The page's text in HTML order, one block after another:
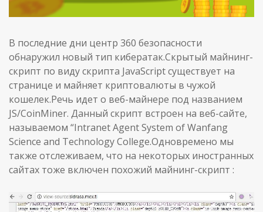
В последние дни центр 360 безопасности
обнаружил новый тип кибератак.Скрытый майнинг-
скрипт по виду скрипта JavaScript существует на
странице и майняет криптовалюты в чужой
кошелек.Речь идет о веб-майнере под названием
JS/CoinMiner. Данный скрипт встроен на веб-сайте,
называемом “Intranet Agent System of Wanfang
Science and Technology College.Одновремено мы
также отслеживаем, что на некоторых иностранных
сайтах тоже включен похожий майнинг-скрипт :